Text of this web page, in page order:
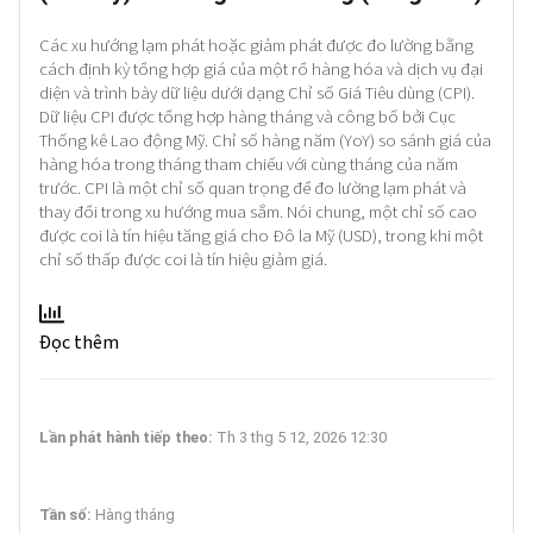
Các xu hướng lạm phát hoặc giảm phát được đo lường bằng
cách định kỳ tổng hợp giá của một rổ hàng hóa và dịch vụ đại
diện và trình bày dữ liệu dưới dạng Chỉ số Giá Tiêu dùng (CPI).
Dữ liệu CPI được tổng hợp hàng tháng và công bố bởi Cục
Thống kê Lao động Mỹ. Chỉ số hàng năm (YoY) so sánh giá của
hàng hóa trong tháng tham chiếu với cùng tháng của năm
trước. CPI là một chỉ số quan trọng để đo lường lạm phát và
thay đổi trong xu hướng mua sắm. Nói chung, một chỉ số cao
được coi là tín hiệu tăng giá cho Đô la Mỹ (USD), trong khi một
chỉ số thấp được coi là tín hiệu giảm giá.
Đọc thêm
Lần phát hành tiếp theo: Th 3 thg 5 12, 2026 12:30
Tần số: Hàng tháng